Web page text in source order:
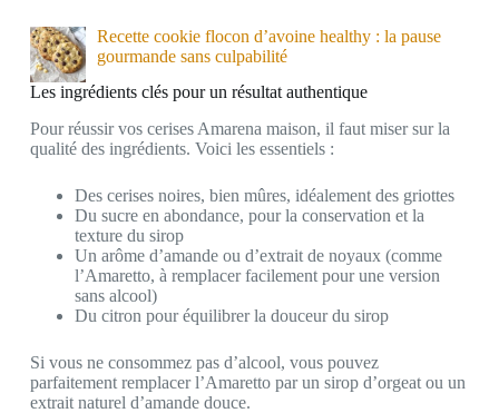
Recette cookie flocon d’avoine healthy : la pause
gourmande sans culpabilité
Les ingrédients clés pour un résultat authentique
Pour réussir vos cerises Amarena maison, il faut miser sur la
qualité des ingrédients. Voici les essentiels :
Des cerises noires, bien mûres, idéalement des griottes
Du sucre en abondance, pour la conservation et la
texture du sirop
Un arôme d’amande ou d’extrait de noyaux (comme
l’Amaretto, à remplacer facilement pour une version
sans alcool)
Du citron pour équilibrer la douceur du sirop
Si vous ne consommez pas d’alcool, vous pouvez
parfaitement remplacer l’Amaretto par un sirop d’orgeat ou un
extrait naturel d’amande douce.